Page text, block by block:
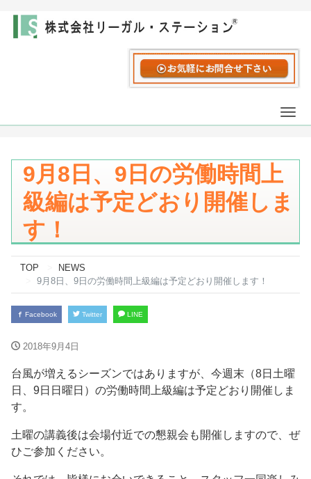
9月8日、9日の労働時間上
級編は予定どおり開催しま
す！
TOP
NEWS
9月8日、9日の労働時間上級編は予定どおり開催します！
Facebook Twitter LINE
2018年9月4日
台風が増えるシーズンではありますが、今週末（8日土曜
日、9日日曜日）の労働時間上級編は予定どおり開催しま
す。
土曜の講義後は会場付近での懇親会も開催しますので、ぜ
ひご参加ください。